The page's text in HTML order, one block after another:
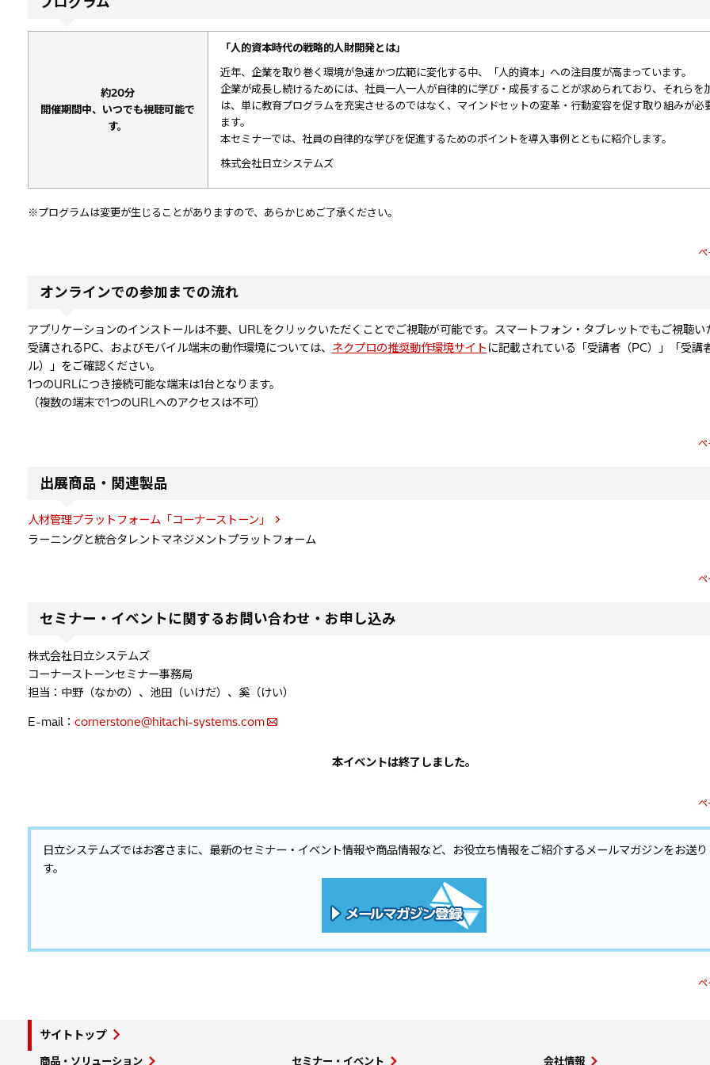
約20分
開催期間中、いつでも視聴可能で
す。
「人的資本時代の戦略的人財開発とは」
近年、企業を取り巻く環境が急速かつ広範に変化する中、「人的資本」への注目度が高まっています。
企業が成長し続けるためには、社員一人一人が自律的に学び・成長することが求められており、それらを
は、単に教育プログラムを充実させるのではなく、マインドセットの変革・行動変容を促す取り組みが必
ます。
本セミナーでは、社員の自律的な学びを促進するためのポイントを導入事例とともに紹介します。
株式会社日立システムズ
※プログラムは変更が生じることがありますので、あらかじめご了承ください。
ペ
オンラインでの参加までの流れ
アプリケーションのインストールは不要、URLをクリックいただくことでご視聴が可能です。スマートフォン・タブレットでもご視聴い
受講されるPC、およびモバイル端末の動作環境については、 ネクプロの推奨動作環境サイト に記載されている「受講者（PC）」「受講
ル）」をご確認ください。
1つのURLにつき接続可能な端末は1台となります。
（複数の端末で1つのURLへのアクセスは不可）
ペ
出展商品・関連製品
人材管理プラットフォーム「コーナーストーン」
ラーニングと統合タレントマネジメントプラットフォーム
ペ
セミナー・イベントに関するお問い合わせ・お申し込み
株式会社日立システムズ
コーナーストーンセミナー事務局
担当：中野（なかの）、池田（いけだ）、奚（けい）
E-mail： cornerstone@hitachi-systems.com
本イベントは終了しました。
ペ
日立システムズではお客さまに、最新のセミナー・イベント情報や商品情報など、お役立ち情報をご紹介するメールマガジンをお送
す。
ペ
サイトトップ
商品・ソリューション セミナー・イベント 会社情報